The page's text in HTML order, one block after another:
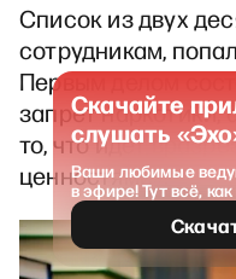
Список из двух
сотрудникам,
Первым делом
запрет наркотики,
то, что идёт
ценностями».
Скачайте
слушать
Ваши любимые
в эфире! Тут всё,